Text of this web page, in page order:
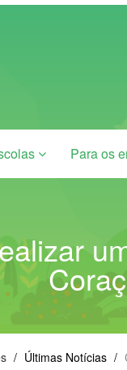
Para os
/ Últimas Notícias /